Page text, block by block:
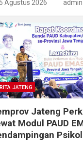
5 Agustus 2026 admin
JATENG
Jateng
Modul PAUD